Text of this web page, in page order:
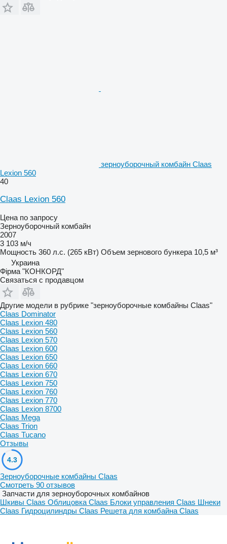
зерноуборочный комбайн Claas
Lexion 560
40
Claas Lexion 560
Цена по запросу
Зерноуборочный комбайн
2007
3 103 м/ч
Мощность 360 л.с. (265 кВт) Объем зернового бункера 10,5 м³
Украина
Фірма "КОНКОРД"
Связаться с продавцом
Другие модели в рубрике "зерноуборочные комбайны Claas"
Claas Dominator
Claas Lexion 480
Claas Lexion 560
Claas Lexion 570
Claas Lexion 600
Claas Lexion 650
Claas Lexion 660
Claas Lexion 670
Claas Lexion 750
Claas Lexion 760
Claas Lexion 770
Claas Lexion 8700
Claas Mega
Claas Trion
Claas Tucano
Отзывы
4.3
Зерноуборочные комбайны Claas
Смотреть 90 отзывов
Запчасти для зерноуборочных комбайнов
Шкивы Claas Облицовка Claas Блоки управления Claas Шнеки
Claas Гидроцилиндры Claas Решета для комбайна Claas